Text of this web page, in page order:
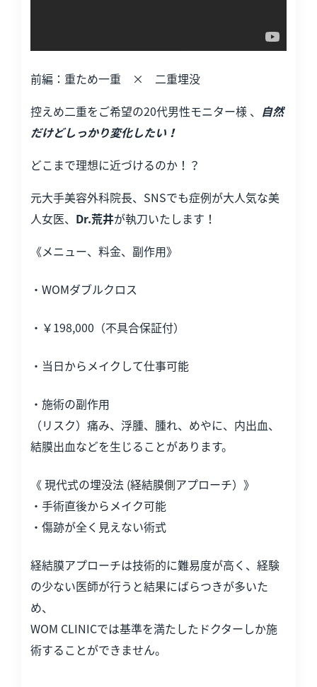
前編：重ため一重 × 二重埋没
控えめ二重をご希望の20代男性モニター様 、 自然
だけどしっかり変化したい！
どこまで理想に近づけるのか！？
元大手美容外科院長、SNSでも症例が大人気な美
人女医、 Dr.荒井が執刀いたします！
《メニュー、料金、副作用》
・WOMダブルクロス
・￥198,000（不具合保証付）
・当日からメイクして仕事可能
・施術の副作用
（リスク）痛み、浮腫、腫れ、めやに、内出血、
結膜出血などを生じることがあります。
《 現代式の埋没法 (経結膜側アプローチ）》
・手術直後からメイク可能
・傷跡が全く見えない術式
経結膜アプローチは技術的に難易度が高く、経験
の少ない医師が行うと結果にばらつきが多いた
め、
WOM CLINICでは基準を満たしたドクターしか施
術することができません。